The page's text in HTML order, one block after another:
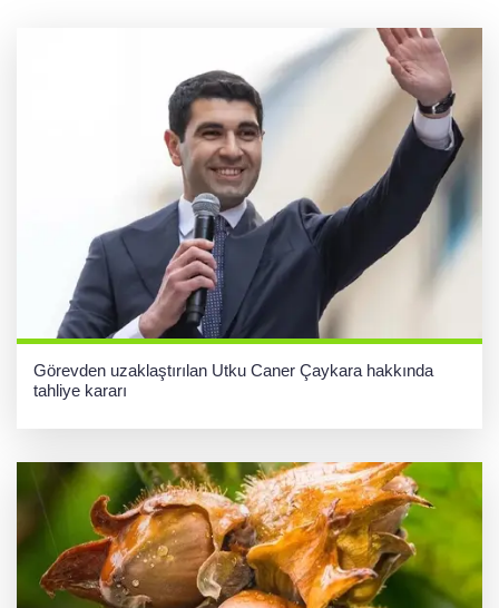
Görevden uzaklaştırılan Utku Caner Çaykara hakkında
tahliye kararı